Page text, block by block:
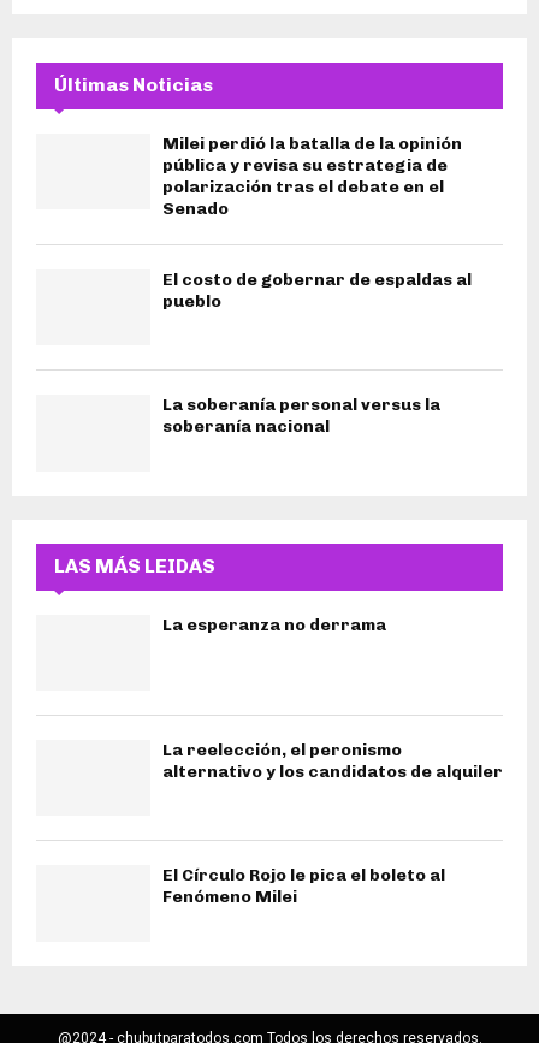
Últimas Noticias
Milei perdió la batalla de la opinión
pública y revisa su estrategia de
polarización tras el debate en el
Senado
El costo de gobernar de espaldas al
pueblo
La soberanía personal versus la
soberanía nacional
LAS MÁS LEIDAS
La esperanza no derrama
La reelección, el peronismo
alternativo y los candidatos de alquiler
El Círculo Rojo le pica el boleto al
Fenómeno Milei
@2024 - chubutparatodos.com Todos los derechos reservados.